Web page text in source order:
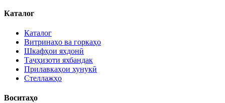
Каталог
Каталог
Витринаҳо ва горкаҳо
Шкафҳои яхдонӣ
Таҷҳизоти яхбандак
Прилавкаҳои хунукӣ
Стеллажҳо
Воситаҳо